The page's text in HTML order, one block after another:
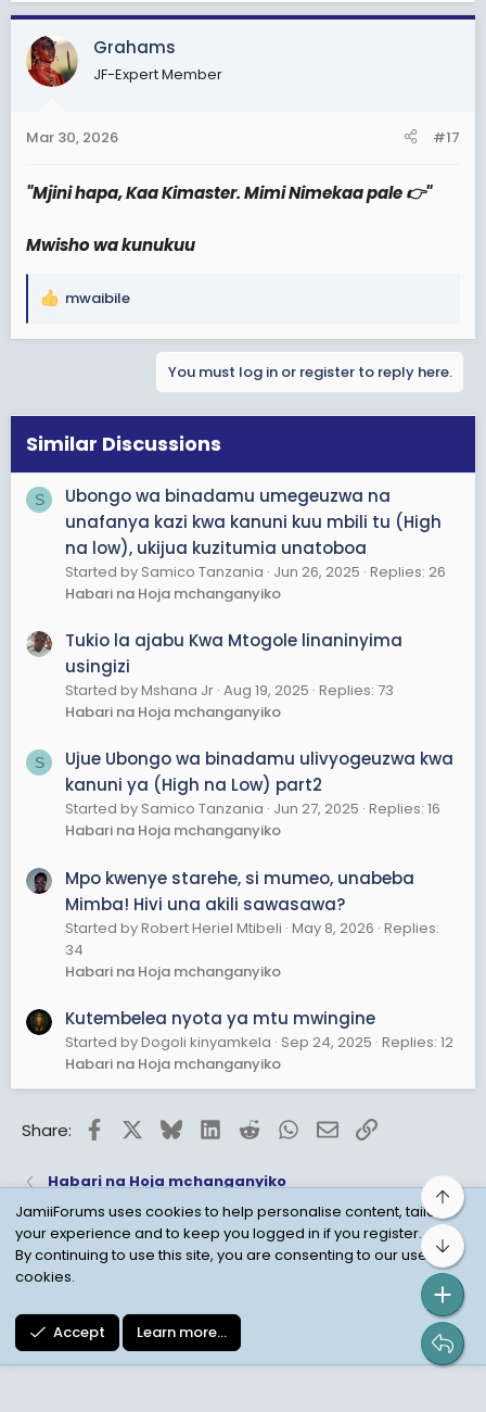
Grahams
JF-Expert Member
Mar 30, 2026 #17
"Mjini hapa, Kaa Kimaster. MimiNimekaa pale 👉"
Mwisho wa kunukuu
R
i
o
s
:
mwaibile
You must log in or register to reply here.
Similar Discussions
S
Ubongo wa binadamu umegeuzwa na
unafanya kazi kwa kanuni kuu mbili tu (High
na low), ukijua kuzitumia unatoboa
Started by Samico Tanzania Jun 26, 2025 Replies: 26
Habari na Hoja mchanganyiko
Tukio la ajabu Kwa Mtogole linaninyima
usingizi
Started by Mshana Jr Aug 19, 2025 Replies: 73
Habari na Hoja mchanganyiko
S
Ujue Ubongo wa binadamu ulivyogeuzwa kwa
kanuni ya (High na Low) part2
Started by Samico Tanzania Jun 27, 2025 Replies: 16
Habari na Hoja mchanganyiko
Mpo kwenye starehe, si mumeo, unabeba
Mimba! Hivi una akili sawasawa?
Started by Robert Heriel Mtibeli May 8, 2026 Replies:
34
Habari na Hoja mchanganyiko
Kutembelea nyota ya mtu mwingine
Started by Dogoli kinyamkela Sep 24, 2025 Replies: 12
Habari na Hoja mchanganyiko
Share: FacebookBlueskyLinkedInRedditWhatsApp
EmailLink
Habari na Hoja mchanganyiko
Child Protection Policy
Personal Data Protection
JamiiForums uses cookies to help personalise content, tailor
your experience and to keep you logged in if you register.
By continuing to use this site, you are consenting to our use of
cookies.
Accept Learn more…
Top